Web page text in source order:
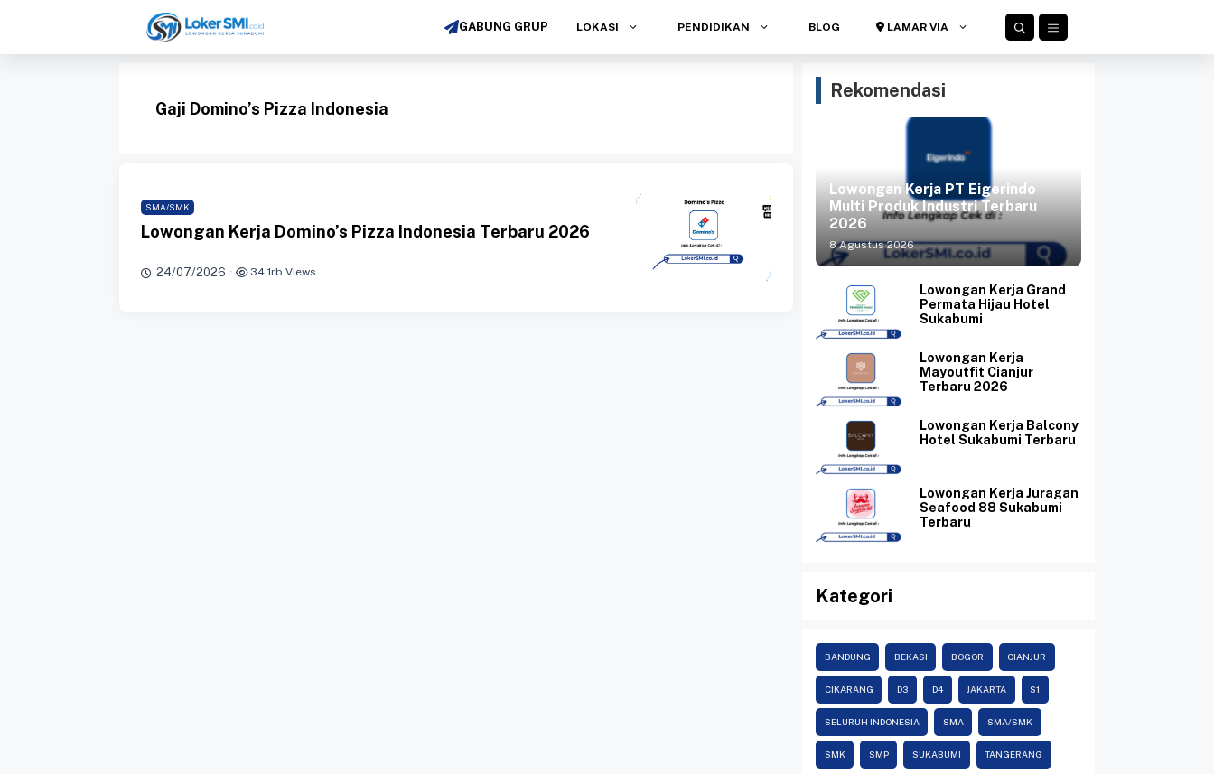
isi
GABUNG GRUP LOKASI PENDIDIKAN BLOG LAMAR VIA
Gaji Domino’s Pizza Indonesia
SMA/SMK
Lowongan Kerja Domino’s Pizza Indonesia Terbaru 2026
24/07/2026 · 34,1rb Views
Rekomendasi
Lowongan Kerja PT Eigerindo
Multi Produk Industri Terbaru
2026
8 Agustus 2026
Lowongan Kerja Grand
Permata Hijau Hotel
Sukabumi
Lowongan Kerja
Mayoutfit Cianjur
Terbaru 2026
Lowongan Kerja Balcony
Hotel Sukabumi Terbaru
Lowongan Kerja Juragan
Seafood 88 Sukabumi
Terbaru
Kategori
BANDUNG BEKASI BOGOR CIANJUR
CIKARANG D3 D4 JAKARTA S1
SELURUH INDONESIA SMA SMA/SMK
SMK SMP SUKABUMI TANGERANG